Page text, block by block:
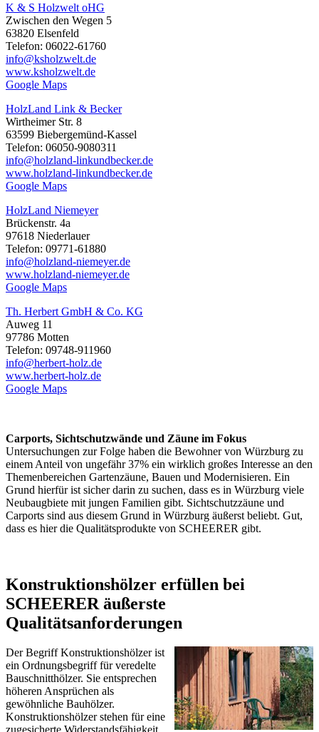
K & S Holzwelt oHG
Zwischen den Wegen 5
63820 Elsenfeld
Telefon: 06022-61760
info@ksholzwelt.de
www.ksholzwelt.de
Google Maps
HolzLand Link & Becker
Wirtheimer Str. 8
63599 Biebergemünd-Kassel
Telefon: 06050-9080311
info@holzland-linkundbecker.de
www.holzland-linkundbecker.de
Google Maps
HolzLand Niemeyer
Brückenstr. 4a
97618 Niederlauer
Telefon: 09771-61880
info@holzland-niemeyer.de
www.holzland-niemeyer.de
Google Maps
Th. Herbert GmbH & Co. KG
Auweg 11
97786 Motten
Telefon: 09748-911960
info@herbert-holz.de
www.herbert-holz.de
Google Maps
Carports, Sichtschutzwände und Zäune im Fokus
Untersuchungen zur Folge haben die Bewohner von Würzburg zu
einem Anteil von ungefähr 37% ein wirklich großes Interesse an den
Themenbereichen Gartenzäune, Bauen und Modernisieren. Ein
Grund hierfür ist sicher darin zu suchen, dass es in Würzburg viele
Neubaugbiete mit jungen Familien gibt. Sichtschutzzäune und
Carports sind aus diesem Grund in Würzburg äußerst beliebt. Gut,
dass es hier die Qualitätsprodukte von SCHEERER gibt.
Konstruktionshölzer erfüllen bei
SCHEERER äußerste
Qualitätsanforderungen
Der Begriff Konstruktionshölzer ist
ein Ordnungsbegriff für veredelte
Bauschnitthölzer. Sie entsprechen
höheren Ansprüchen als
gewöhnliche Bauhölzer.
Konstruktionshölzer stehen für eine